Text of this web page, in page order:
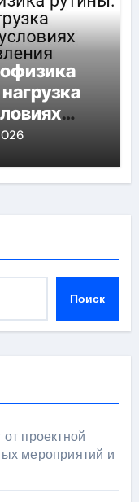
Поиск
проектной
мероприятий и